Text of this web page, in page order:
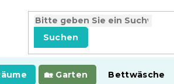
Suchen
Garten Bettwäsche